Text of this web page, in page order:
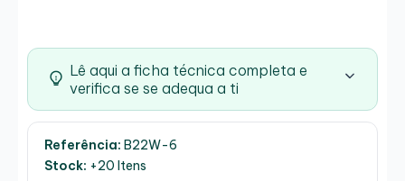
Lê aqui a ficha técnica completa e
verifica se se adequa a ti
Referência: B22W-6
Stock: +20 Itens